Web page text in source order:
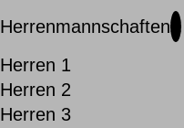
Herrenmannschaften
Herren 1
Herren 2
Herren 3